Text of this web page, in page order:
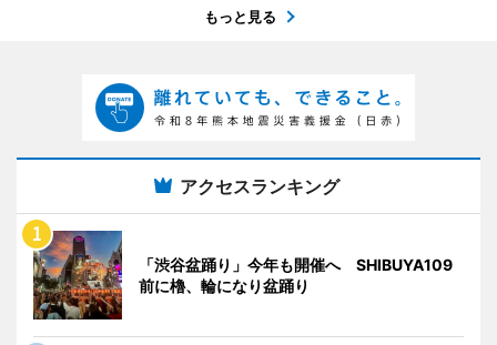
もっと見る
アクセスランキング
「渋谷盆踊り」今年も開催へ SHIBUYA109
前に櫓、輪になり盆踊り